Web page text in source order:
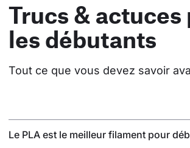
Trucs & actuces
les débutants
Tout ce que vous devez savoir
Le PLA est le meilleur filament pour